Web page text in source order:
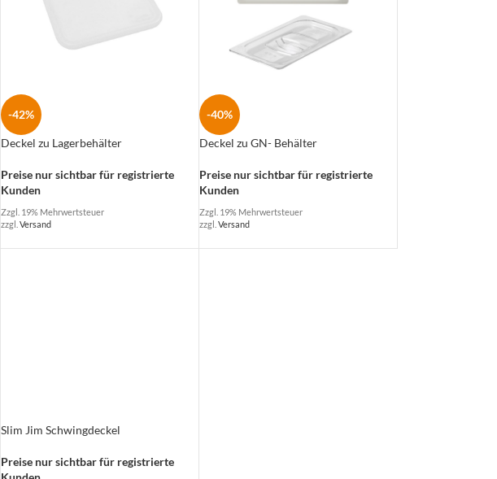
-42%
Deckel zu Lagerbehälter
Preise nur sichtbar für registrierte
Kunden
Zzgl. 19% Mehrwertsteuer
zzgl. Versand
-40%
Deckel zu GN- Behälter
Preise nur sichtbar für registrierte
Kunden
Zzgl. 19% Mehrwertsteuer
zzgl. Versand
Slim Jim Schwingdeckel
Preise nur sichtbar für registrierte